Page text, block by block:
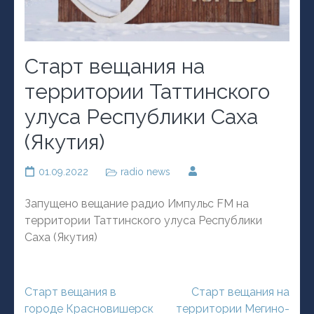
Старт вещания на
территории Таттинского
улуса Республики Саха
(Якутия)
01.09.2022 radio news
Запущено вещание радио Импульс FM на
территории Таттинского улуса Республики
Саха (Якутия)
Навигация
по
Старт вещания в
городе Красновишерск
Старт вещания на
территории Мегино-